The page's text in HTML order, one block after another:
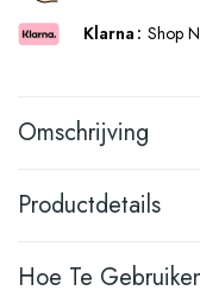
Klarna Shop
Omschrijving
Productdetails
Hoe Te